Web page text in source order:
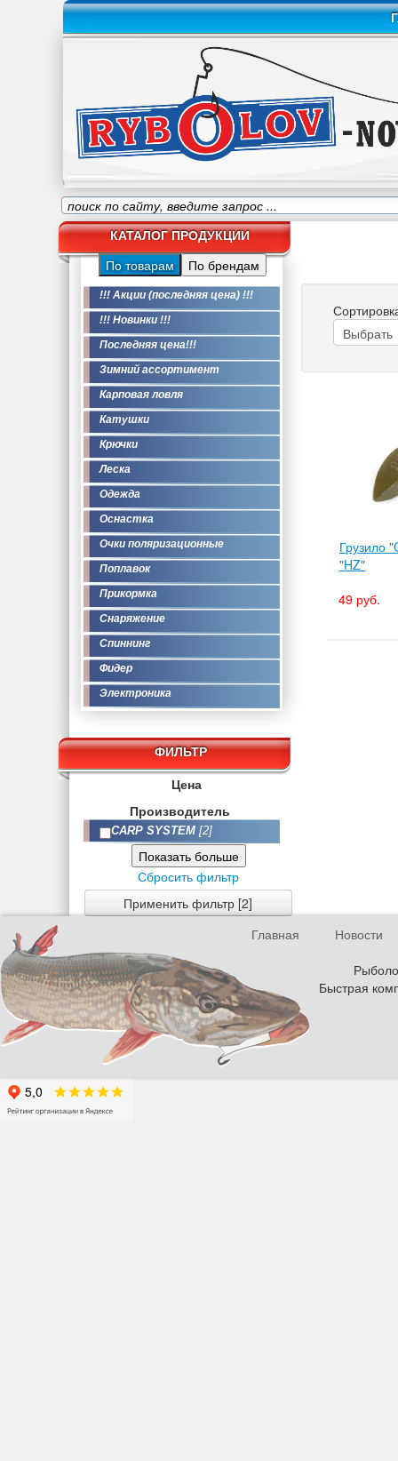
КАТАЛОГ ПРОДУКЦИИ
По товарам По брендам
!!! Акции (последняя цена) !!!
!!! Новинки !!!
Последняя цена!!!
Зимний ассортимент
Карповая ловля
Катушки
Крючки
Леска
Одежда
Оснастка
Очки поляризационные
Поплавок
Прикормка
Снаряжение
Спиннинг
Фидер
Электроника
ФИЛЬТР
Цена
Производитель
CARP SYSTEM [2]
Показать больше
Сбросить фильтр
Применить фильтр [2]
Грузило
"HZ"
49 руб.
Главная
Новости
Быстрая